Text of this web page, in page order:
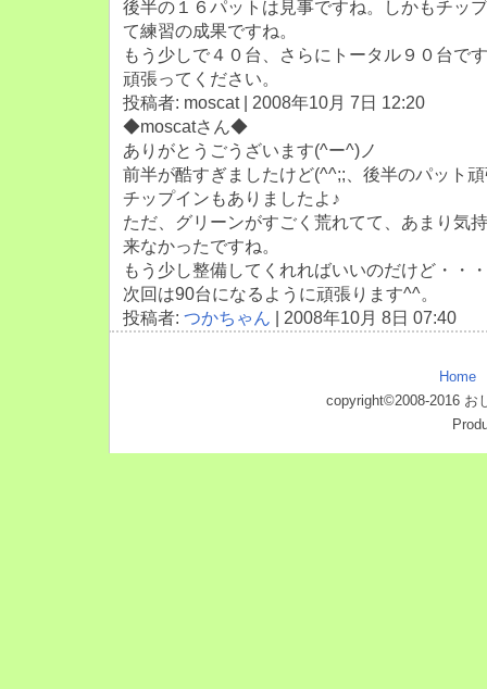
後半の１６パットは見事ですね。しかもチッ
て練習の成果ですね。
もう少しで４０台、さらにトータル９０台で
頑張ってください。
投稿者: moscat | 2008年10月 7日 12:20
◆moscatさん◆
ありがとうごうざいます(^ー^)ノ
前半が酷すぎましたけど(^^;;、後半のパット
チップインもありましたよ♪
ただ、グリーンがすごく荒れてて、あまり気
来なかったですね。
もう少し整備してくれればいいのだけど・・
次回は90台になるように頑張ります^^。
投稿者: つかちゃん | 2008年10月 8日 07:40
Home
copyright©2008-2016 お